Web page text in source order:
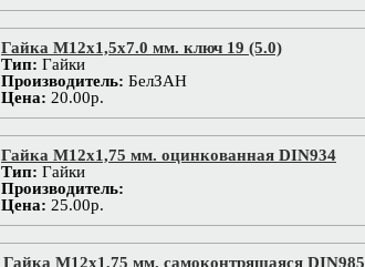
Гайка М12х1,5x7.0 мм. ключ 19 (5.0)
Тип: Гайки
Производитель: БелЗАН
Цена: 20.00р.
Гайка М12х1,75 мм. оцинкованная DIN934
Тип: Гайки
Производитель:
Цена: 25.00р.
Гайка М12х1,75 мм. самоконтрящаяся DIN985